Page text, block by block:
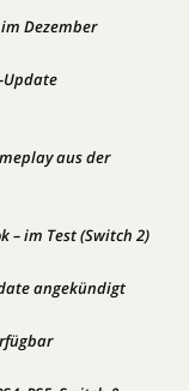
Dezember
Update
aus der
– im Test (Switch 2)
angekündigt